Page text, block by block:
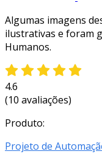
Algumas imagens
ilustrativas e foram
Humanos.
4.6
(10 avaliações)
Produto:
Projeto de